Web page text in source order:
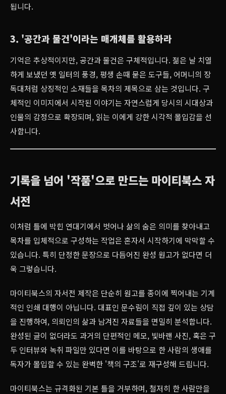
됩니다.
3. '공간과 물건'이라는 매개체를 활용하라
기억은 추상적이지만, 공간과 물건은 구체적입니다. 젊은 날 치열
하게 보냈던 옛 일터의 풍경, 평생 손때 묻은 도구들, 어머니의 장
독대처럼 상징적인 소재들을 목차의 제목으로 삼는 것입니다. 구
체적인 이미지에서 시작된 이야기는 자연스럽게 당시의 시대상과
인물의 감정으로 확장되며, 읽는 이에게 강한 시각적 몰입감을 선
사합니다.
기록을 넘어 '작품'으로 만드는 마이티북스 자
서전
이처럼 틀에 박힌 연대기에서 벗어나 삶의 숨은 의미를 찾아내고
목차를 입체적으로 구성하는 작업은 혼자서 시작하기에 막막할 수
있습니다. 특히 단정한 문장으로 다듬어진 완성 원고가 없다면 더
욱 그렇습니다.
마이티북스의 자서전 제작은 단순히 원고를 종이에 찍어내는 기계
적인 인쇄 대행이 아닙니다. 대표인 문수림이 직접 깊이 있는 상담
을 진행하여, 의뢰인의 삶과 남겨진 자료들을 면밀히 분석합니다.
완성된 글이 없더라도 과거의 단편적인 메모, 빛바랜 사진, 혹은 구
두 인터뷰와 녹취 파일만 있다면 이를 바탕으로 한 사람의 생애를
독자가 몰입할 수 있는 완벽한 '책의 구조'로 재구성해 드립니다.
마이티북스는 규격화된 기본 틀을 거부하며, 철저히 한 사람만을